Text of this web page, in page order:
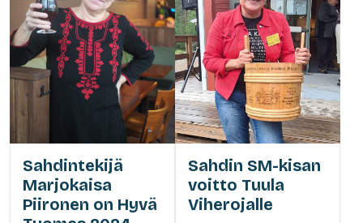
Sahdintekijä
Marjokaisa
Piironen on Hyvä
Sahdin SM-kisan
voitto Tuula
Viherojalle